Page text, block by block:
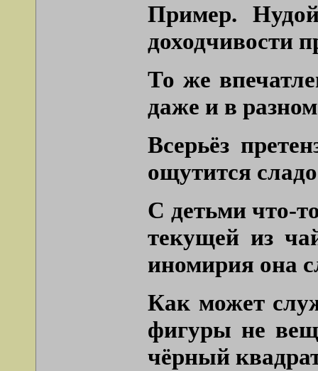
Пример.
доходчивости
То же
даже и в
Всерьёз
ощутится
С детьми что-
текущей из
иномирия она
Как может
фигуры не
чёрный